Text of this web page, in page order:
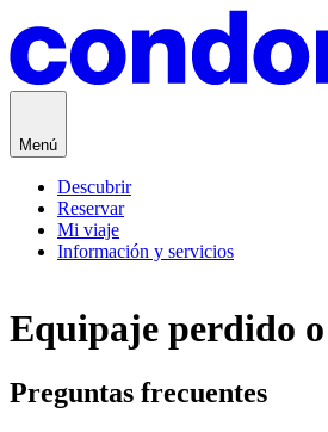
Menú
Descubrir
Reservar
Mi viaje
Información y servicios
Equipaje perdido
Preguntas frecuentes